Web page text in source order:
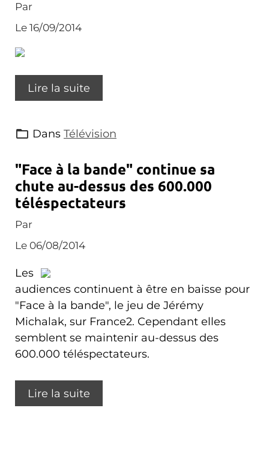
Par
Le 16/09/2014
Lire la suite
Dans Télévision
"Face à la bande" continue sa
chute au-dessus des 600.000
téléspectateurs
Par
Le 06/08/2014
Les
audiences continuent à être en baisse pour
"Face à la bande", le jeu de Jérémy
Michalak, sur France2. Cependant elles
semblent se maintenir au-dessus des
600.000 téléspectateurs.
Lire la suite